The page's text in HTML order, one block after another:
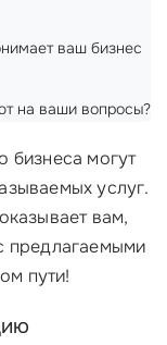
ваш бизнес
на ваши вопросы?
бизнеса могут
услуг.
вам,
предлагаемыми
пути!